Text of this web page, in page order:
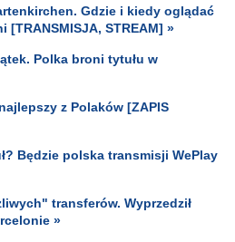
Gdzie i kiedy oglądać
[TRANSMISJA, STREAM] »
Polka broni tytułu w
z Polaków [ZAPIS
Będzie polska transmisji WePlay
transferów. Wyprzedził
»